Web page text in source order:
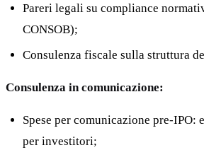
Pareri legali su compliance
CONSOB);
Consulenza fiscale sulla struttura
Consulenza in comunicazione:
Spese per comunicazione pre-IPO:
per investitori;